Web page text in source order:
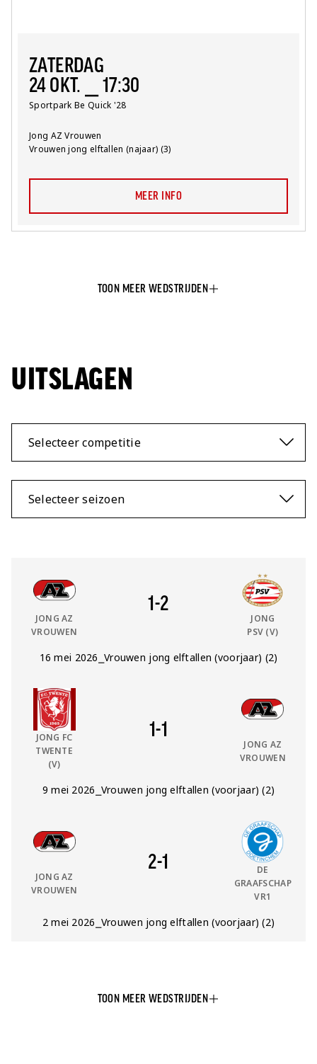
ZATERDAG
24 OKT. ⎯ 17:30
Locatie:
Sportpark Be Quick '28
Team:
Jong AZ Vrouwen
Competitie:
Vrouwen jong elftallen (najaar) (3)
MEER INFO
TOON MEER WEDSTRIJDEN
UITSLAGEN
Selecteer competitie
Selecteer seizoen
1-2
Datum:
16 mei 2026 Competitie:
Vrouwen jong elftallen (voorjaar) (2)
JONG AZ
VROUWEN
Uit Team:
JONG
PSV (V)
1-1
Datum:
9 mei 2026 Competitie:
Vrouwen jong elftallen (voorjaar) (2)
Thuis Team:
JONG FC
TWENTE
(V)
JONG AZ
VROUWEN
2-1
Datum:
2 mei 2026 Competitie:
Vrouwen jong elftallen (voorjaar) (2)
JONG AZ
VROUWEN
Uit Team:
DE
GRAAFSCHAP
VR1
TOON MEER WEDSTRIJDEN